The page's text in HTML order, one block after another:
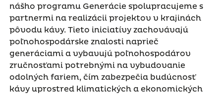
nášho programu Generácie spolupracujeme s
partnermi na realizácii projektov v krajinách
pôvodu kávy. Tieto iniciatívy zachovávajú
poľnohospodárske znalosti naprieč
generáciami a vybavujú poľnohospodárov
zručnosťami potrebnými na vybudovanie
odolných fariem, čím zabezpečia budúcnosť
kávy uprostred klimatických a ekonomických